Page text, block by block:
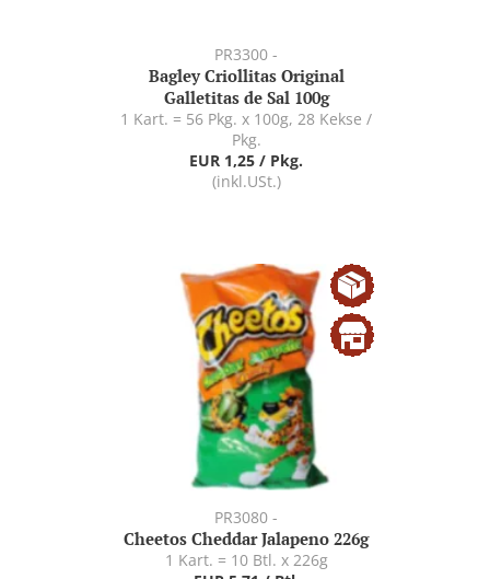
PR3300 -
Bagley Criollitas Original
Galletitas de Sal 100g
1 Kart. = 56 Pkg. x 100g, 28 Kekse /
Pkg.
EUR 1,25 / Pkg.
(inkl.USt.)
PR3080 -
Cheetos Cheddar Jalapeno 226g
1 Kart. = 10 Btl. x 226g